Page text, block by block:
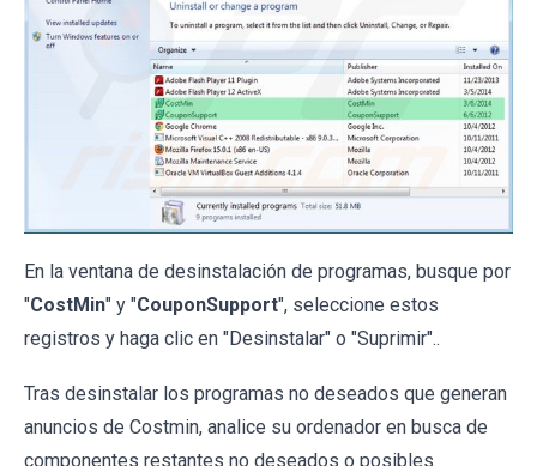
En la ventana de desinstalación de programas, busque por
"CostMin" y "CouponSupport", seleccione estos
registros y haga clic en "Desinstalar" o "Suprimir"..
Tras desinstalar los programas no deseados que generan
anuncios de Costmin, analice su ordenador en busca de
componentes restantes no deseados o posibles